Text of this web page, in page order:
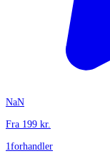
NaN
Fra 199 kr.
1forhandler